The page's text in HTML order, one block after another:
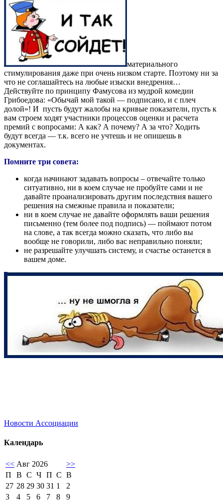
материального
стимулирования даже при очень низком старте. Поэтому ни за
что не соглашайтесь на любые изыски внедрения…
Действуйте по принципу Фамусова из мудрой комедии
Грибоедова: «Обычай мой такой — подписано, и с плеч
долой»! И пусть будут жалобы на кривые показатели, пусть к
вам строем ходят участники процессов оценки и расчета
премий с вопросами: А как? А почему? А за что? Ходить
будут всегда — т.к. всего не учтешь и не опишешь в
документах.
Помните три совета:
когда начинают задавать вопросы – отвечайте только
ситуативно, ни в коем случае не пробуйте сами и не
давайте проанализировать другим последствия вашего
решения на смежные правила и показатели;
ни в коем случае не давайте оформлять ваши решения
письменно (тем более под подпись) — поймают потом
на слове, а так всегда можно сказать, что либо вы
вообще не говорили, либо вас неправильно поняли;
не разрешайте улучшать систему, и счастье останется в
вашем доме.
Новости Ассоциации
Календарь
<< Авг 2026
>>
П
В С Ч П С В
27 28 29 30 31 1
2
3
4 5 6 7 8
9